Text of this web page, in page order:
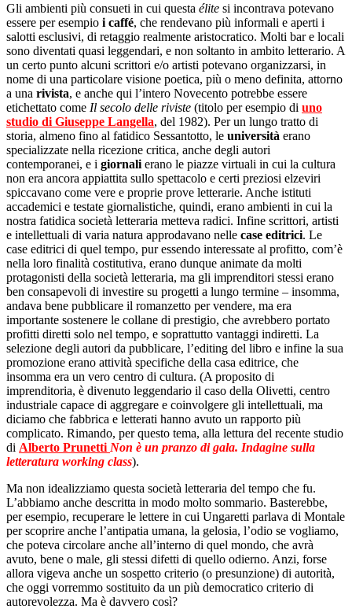
Gli ambienti più consueti in cui questa élite si incontrava potevano
essere per esempio i caffé, che rendevano più informali e aperti i
salotti esclusivi, di retaggio realmente aristocratico. Molti bar e locali
sono diventati quasi leggendari, e non soltanto in ambito letterario. A
un certo punto alcuni scrittori e/o artisti potevano organizzarsi, in
nome di una particolare visione poetica, più o meno definita, attorno
a una rivista, e anche qui l’intero Novecento potrebbe essere
etichettato come Il secolo delle riviste (titolo per esempio di uno
studio di Giuseppe Langella, del 1982). Per un lungo tratto di
storia, almeno fino al fatidico Sessantotto, le università erano
specializzate nella ricezione critica, anche degli autori
contemporanei, e i giornali erano le piazze virtuali in cui la cultura
non era ancora appiattita sullo spettacolo e certi preziosi elzeviri
spiccavano come vere e proprie prove letterarie. Anche istituti
accademici e testate giornalistiche, quindi, erano ambienti in cui la
nostra fatidica società letteraria metteva radici. Infine scrittori, artisti
e intellettuali di varia natura approdavano nelle case editrici. Le
case editrici di quel tempo, pur essendo interessate al profitto, com’è
nella loro finalità costitutiva, erano dunque animate da molti
protagonisti della società letteraria, ma gli imprenditori stessi erano
ben consapevoli di investire su progetti a lungo termine – insomma,
andava bene pubblicare il romanzetto per vendere, ma era
importante sostenere le collane di prestigio, che avrebbero portato
profitti diretti solo nel tempo, e soprattutto vantaggi indiretti. La
selezione degli autori da pubblicare, l’editing del libro e infine la sua
promozione erano attività specifiche della casa editrice, che
insomma era un vero centro di cultura. (A proposito di
imprenditoria, è divenuto leggendario il caso della Olivetti, centro
industriale capace di aggregare e coinvolgere gli intellettuali, ma
diciamo che fabbrica e letterati hanno avuto un rapporto più
complicato. Rimando, per questo tema, alla lettura del recente studio
di Alberto Prunetti Non è un pranzo di gala. Indagine sulla
letteratura working class).
Ma non idealizziamo questa società letteraria del tempo che fu.
L’abbiamo anche descritta in modo molto sommario. Basterebbe,
per esempio, recuperare le lettere in cui Ungaretti parlava di Montale
per scoprire anche l’antipatia umana, la gelosia, l’odio se vogliamo,
che poteva circolare anche all’interno di quel mondo, che avrà
avuto, bene o male, gli stessi difetti di quello odierno. Anzi, forse
allora vigeva anche un sospetto criterio (o presunzione) di autorità,
che oggi vorremmo sostituito da un più democratico criterio di
autorevolezza. Ma è davvero così?